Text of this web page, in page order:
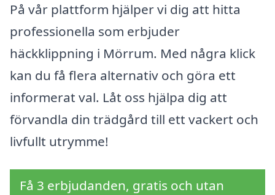
På vår plattform hjälper vi dig att hitta
professionella som erbjuder
häckklippning i Mörrum. Med några klick
kan du få flera alternativ och göra ett
informerat val. Låt oss hjälpa dig att
förvandla din trädgård till ett vackert och
livfullt utrymme!
Få 3 erbjudanden, gratis och utan